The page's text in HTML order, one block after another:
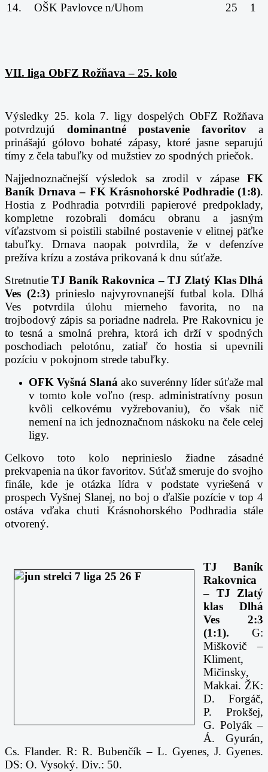
14.
OŠK Pavlovce n/Uhom 25 1
VII. liga ObFZ Rožňava – 25. kolo
Výsledky 25. kola 7. ligy dospelých ObFZ Rožňava
potvrdzujú dominantné postavenie favoritov a
prinášajú gólovo bohaté zápasy, ktoré jasne separujú
tímy z čela tabuľky od mužstiev zo spodných priečok.
Najjednoznačnejší výsledok sa zrodil v zápase FK
Baník Drnava – FK Krásnohorské Podhradie (1:8).
Hostia z Podhradia potvrdili papierové predpoklady,
kompletne rozobrali domácu obranu a jasným
víťazstvom si poistili stabilné postavenie v elitnej päťke
tabuľky. Drnava naopak potvrdila, že v defenzíve
prežíva krízu a zostáva prikovaná k dnu súťaže.
StretnutieTJ Baník Rakovnica – TJ Zlatý Klas Dlhá
Ves (2:3) prinieslo najvyrovnanejší futbal kola. Dlhá
Ves potvrdila úlohu mierneho favorita, no na
trojbodový zápis sa poriadne nadrela. Pre Rakovnicu je
to tesná a smolná prehra, ktorá ich drží v spodných
poschodiach pelotónu, zatiaľ čo hostia si upevnili
pozíciu v pokojnom strede tabuľky.
OFK Vyšná Slaná ako suverénny líder súťaže mal
v tomto kole voľno (resp. administratívny posun
kvôli celkovému vyžrebovaniu), čo však nič
nemení na ich jednoznačnom náskoku na čele celej
ligy.
Celkovo toto kolo neprinieslo žiadne zásadné
prekvapenia na úkor favoritov. Súťaž smeruje do svojho
finále, kde je otázka lídra v podstate vyriešená v
prospech Vyšnej Slanej, no boj o ďalšie pozície v top 4
ostáva vďaka chuti Krásnohorského Podhradia stále
otvorený.
TJ Baník
Rakovnica
– TJ Zlatý
klas Dlhá
Ves 2:3
(1:1). G:
Miškovič –
Kliment,
Mičinsky,
Makkai. ŽK:
D. Forgáč,
P. Prokšej,
G. Polyák –
Á. Gyurán,
Cs. Flander. R: R. Bubenčík – L. Gyenes, J. Gyenes.
DS: O. Vysoký. Div.: 50.